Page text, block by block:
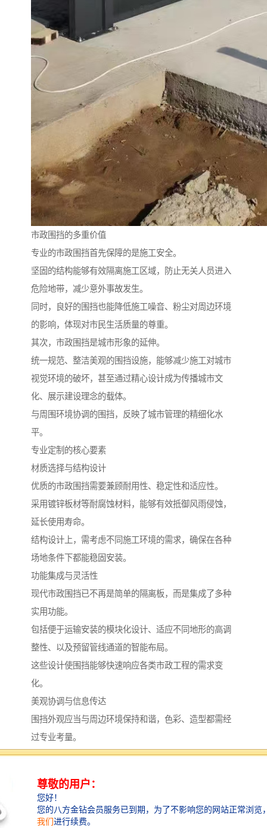
市政围挡的多重价值
专业的市政围挡首先保障的是施工安全。
坚固的结构能够有效隔离施工区域，防止无关人员进入
危险地带，减少意外事故发生。
同时，良好的围挡也能降低施工噪音、粉尘对周边环境
的影响，体现对市民生活质量的尊重。
其次，市政围挡是城市形象的延伸。
统一规范、整洁美观的围挡设施，能够减少施工对城市
视觉环境的破坏，甚至通过精心设计成为传播城市文
化、展示建设理念的载体。
与周围环境协调的围挡，反映了城市管理的精细化水
平。
专业定制的核心要素
材质选择与结构设计
优质的市政围挡需要兼顾耐用性、稳定性和适应性。
采用镀锌板材等耐腐蚀材料，能够有效抵御风雨侵蚀，
延长使用寿命。
结构设计上，需考虑不同施工环境的需求，确保在各种
场地条件下都能稳固安装。
功能集成与灵活性
现代市政围挡已不再是简单的隔离板，而是集成了多种
实用功能。
包括便于运输安装的模块化设计、适应不同地形的高调
整性、以及预留管线通道的智能布局。
这些设计使围挡能够快速响应各类市政工程的需求变
化。
美观协调与信息传达
围挡外观应当与周边环境保持和谐，色彩、造型都需经
过专业考量。
同时，合理规划的宣传区域，能够有效传递工程信息、
全流程服务保障